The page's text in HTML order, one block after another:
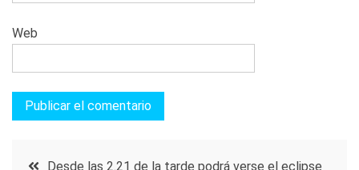
Web
Navegación
Desde las 2.21 de la tarde podrá verse el eclipse